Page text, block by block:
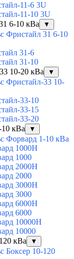
11-6 3U
11-10 3U
6-10 кВа
▼
Фристайл 31 6-10
31-6
31-10
10-20 кВа
▼
Фристайл-33 10-
33-10
33-15
33-20
кВа
▼
Форвард 1-10 кВа
1000H
1000
2000H
2000
3000H
3000
6000H
6000
10000H
10000
кВа
▼
Боксер 10-120